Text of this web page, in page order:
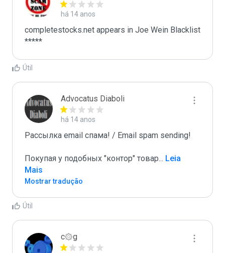
há 14 anos
completestocks.net appears in Joe Wein Blacklist
*****
Útil
Advocatus Diaboli
há 14 anos
Рассылка email спама! / Email spam sending!
Покупая у подобных "контор" товар... Leia
Mais
Mostrar tradução
Útil
c۞g